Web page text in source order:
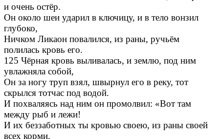
и очень остёр.
Он около шеи ударил в ключицу, и в тело вонзил
глубоко,
Ничком Ликаон повалился, из раны, ручьём
полилась кровь его.
125 Чёрная кровь выливалась, и землю, под ним
увлажняла собой,
Он за ногу труп взял, швырнул его в реку, тот
скрылся тотчас под водой.
И похваляясь над ним он промолвил: «Вот там
между рыб и лежи!
И их беззаботных ты кровью своею, из раны своей
всех корми.